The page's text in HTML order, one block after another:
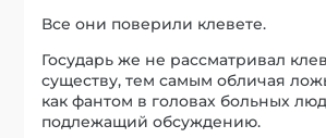
Все они поверили клевете.
Государь же не рассматривал
существу, тем самым обличая
как фантом в головах больных
подлежащий обсуждению.